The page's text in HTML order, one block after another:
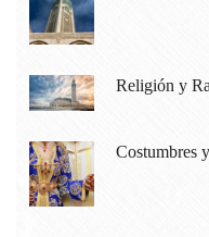
Religión y
Costumbres